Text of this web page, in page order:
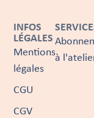
à
INFOS
LÉGALES
Mentions
légales
CGU
CGV